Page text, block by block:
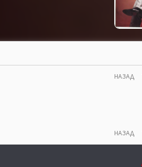
НАЗАД
НАЗАД